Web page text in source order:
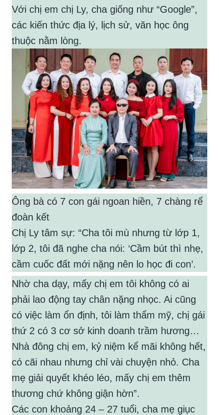
Với chị em chị Ly, cha giống như “Google”,
các kiến thức địa lý, lịch sử, văn học ông
thuộc nằm lòng.
Ông bà có 7 con gái ngoan hiền, 7 chàng rể
đoàn kết
Chị Ly tâm sự: “Cha tôi mù nhưng từ lớp 1,
lớp 2, tôi đã nghe cha nói: ‘Cầm bút thì nhẹ,
cầm cuốc đất mới nặng nên lo học đi con’.
Nhờ cha dạy, mấy chị em tôi không có ai
phải lao động tay chân nặng nhọc. Ai cũng
có việc làm ổn định, tôi làm thẩm mỹ, chị gái
thứ 2 có 3 cơ sở kinh doanh trầm hương…
Nhà đông chị em, kỷ niệm kể mãi không hết,
có cãi nhau nhưng chỉ vài chuyện nhỏ. Cha
mẹ giải quyết khéo léo, mấy chị em thêm
thương chứ không giận hờn”.
Các con khoảng 24 – 27 tuổi, cha mẹ giục